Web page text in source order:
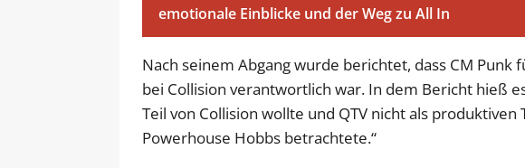
emotionale Einblicke und der Weg zu All In
Nach seinem Abgang wurde berichtet, dass CM Punk
bei Collision verantwortlich war. In dem Bericht hieß
Teil von Collision wollte und QTV nicht als produktiven
Powerhouse Hobbs betrachtete.“